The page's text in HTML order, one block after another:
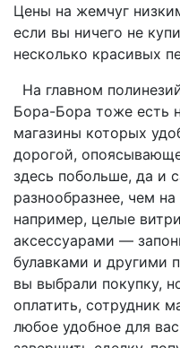
Цены на жемчуг
если вы ничего не
несколько красивых
На главном
Бора-Бора тоже есть
магазины которых
дорогой,
здесь побольше, да и
разнообразнее, чем
например, целые
аксессуарами —
булавками и другими
вы выбрали покупку,
оплатить, сотрудник
любое удобное для